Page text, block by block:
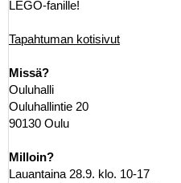
LEGO-fanille!
Tapahtuman kotisivut
Missä?
Ouluhalli
Ouluhallintie 20
90130 Oulu
Milloin?
Lauantaina 28.9. klo. 10-17